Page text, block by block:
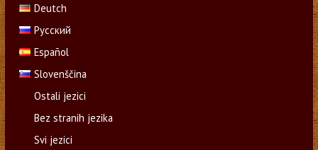
Deutch
Русский
Español
Slovenščina
Ostali jezici
Bez stranih jezika
Svi jezici